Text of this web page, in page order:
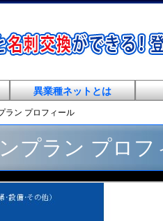
異業種ネットとは
ラン プロフィール
プラン プロフ